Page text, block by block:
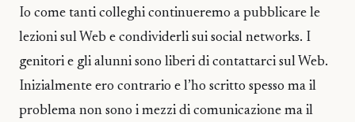
Io come tanti colleghi continueremo a pubblicare le
lezioni sul Web e condividerli sui social networks. I
genitori e gli alunni sono liberi di contattarci sul Web.
Inizialmente ero contrario e l’ho scritto spesso ma il
problema non sono i mezzi di comunicazione ma il